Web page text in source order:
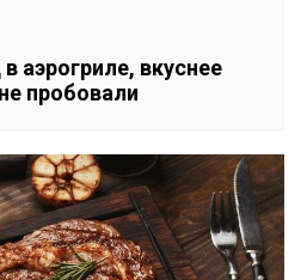
аэрогриле, вкуснее
пробовали